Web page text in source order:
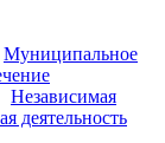
Муниципальное
Независимая
деятельность